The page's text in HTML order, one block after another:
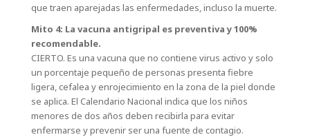
que traen aparejadas las enfermedades, incluso la muerte.
Mito 4: La vacuna antigripal es preventiva y 100%
recomendable.
CIERTO. Es una vacuna que no contiene virus activo y solo
un porcentaje pequeño de personas presenta fiebre
ligera, cefalea y enrojecimiento en la zona de la piel donde
se aplica. El Calendario Nacional indica que los niños
menores de dos años deben recibirla para evitar
enfermarse y prevenir ser una fuente de contagio.